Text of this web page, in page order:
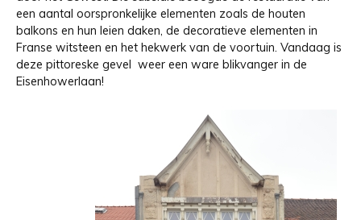
een aantal oorspronkelijke elementen zoals de houten
balkons en hun leien daken, de decoratieve elementen in
Franse witsteen en het hekwerk van de voortuin. Vandaag is
deze pittoreske gevel weer een ware blikvanger in de
Eisenhowerlaan!